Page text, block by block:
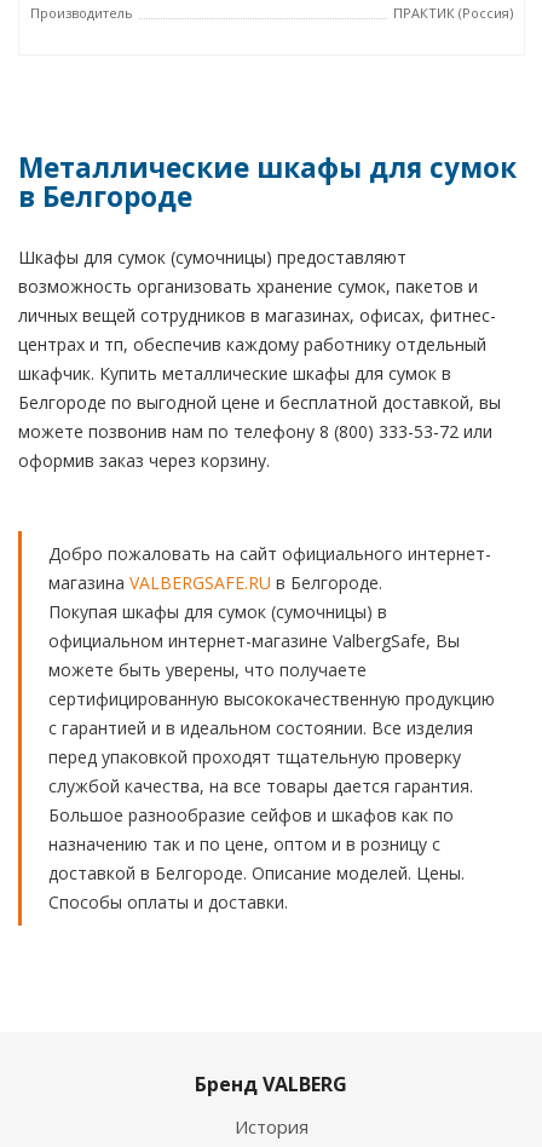
Производитель
ПРАКТИК (Россия)
Металлические шкафы для сумок
в Белгороде
Шкафы для сумок (сумочницы) предоставляют
возможность организовать хранение сумок, пакетов и
личных вещей сотрудников в магазинах, офисах, фитнес-
центрах и тп, обеспечив каждому работнику отдельный
шкафчик. Купить металлические шкафы для сумок в
Белгороде по выгодной цене и бесплатной доставкой, вы
можете позвонив нам по телефону 8 (800) 333-53-72 или
оформив заказ через корзину.
Добро пожаловать на сайт официального интернет-
магазина VALBERGSAFE.RU в Белгороде.
Покупая шкафы для сумок (сумочницы) в
официальном интернет-магазине ValbergSafe, Вы
можете быть уверены, что получаете
сертифицированную высококачественную продукцию
с гарантией и в идеальном состоянии. Все изделия
перед упаковкой проходят тщательную проверку
службой качества, на все товары дается гарантия.
Большое разнообразие сейфов и шкафов как по
назначению так и по цене, оптом и в розницу с
доставкой в Белгороде. Описание моделей. Цены.
Способы оплаты и доставки.
Бренд VALBERG
История